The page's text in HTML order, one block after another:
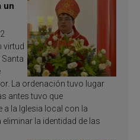
un
virtud
Santa
La ordenación tuvo lugar
antes tuvo que
la Iglesia local con la
la identidad de las